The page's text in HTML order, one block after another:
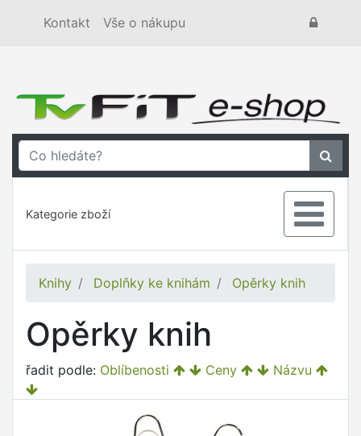
Kontakt Vše o nákupu
Kategorie zboží
Knihy Doplňky ke knihám Opěrky knih
Opěrky knih
řadit podle: Oblíbenosti Ceny Názvu